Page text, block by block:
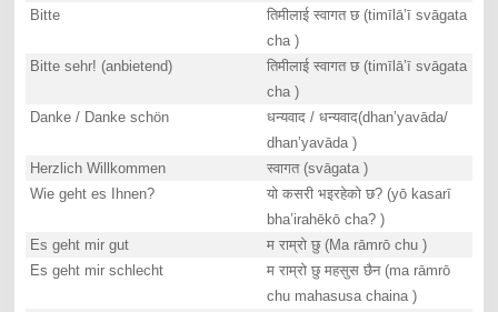
Bitte
तिमीलाई स्वागत छ (timīlā’ī svāgata
cha )
Bitte sehr! (anbietend)
तिमीलाई स्वागत छ (timīlā’ī svāgata
cha )
Danke / Danke schön
धन्यवाद / धन्यवाद(dhan’yavāda/
dhan’yavāda )
Herzlich Willkommen
स्वागत (svāgata )
Wie geht es Ihnen?
यो कसरी भइरहेको छ? (yō kasarī
bha’irahēkō cha? )
Es geht mir gut
म राम्रो छु (Ma rāmrō chu )
Es geht mir schlecht
म राम्रो छु महसुस छैन (ma rāmrō
chu mahasusa chaina )